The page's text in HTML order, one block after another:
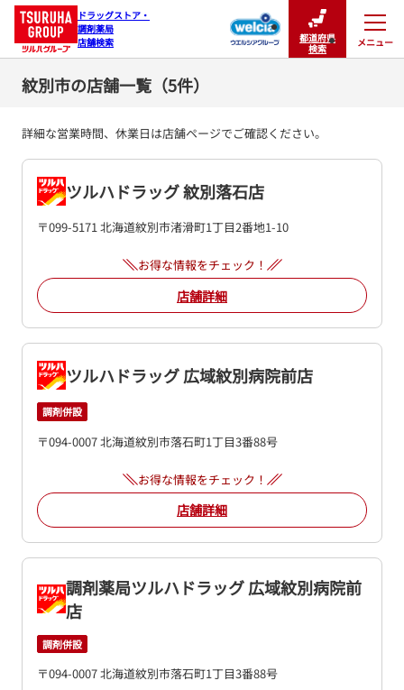
ドラッグストア・
調剤薬局
店舗検索
都道府県
検索
メニュー
閉じる
紋別市の店舗一覧（5件）
詳細な営業時間、休業日は店舗ページでご確認ください。
ツルハドラッグ 紋別落石店
〒099-5171 北海道紋別市渚滑町1丁目2番地1-10
お得な情報をチェック！
店舗詳細
ツルハドラッグ 広域紋別病院前店
調剤併設
〒094-0007 北海道紋別市落石町1丁目3番88号
お得な情報をチェック！
店舗詳細
調剤薬局ツルハドラッグ 広域紋別病院前
店
調剤併設
〒094-0007 北海道紋別市落石町1丁目3番88号